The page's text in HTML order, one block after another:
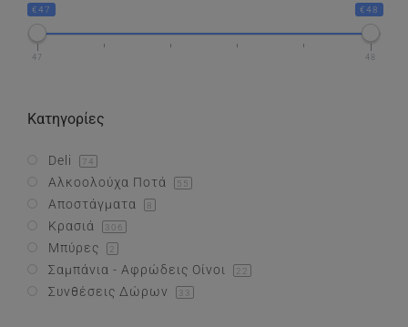
Συνθέσεις Δώρων
€47 €48
47 48
Κατηγορίες
Deli 74
Αλκοολούχα Ποτά 55
Αποστάγματα 8
Κρασιά 306
Μπύρες 2
Σαμπάνια - Αφρώδεις Οίνοι 22
Συνθέσεις Δώρων 33